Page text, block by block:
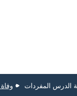
الدرس المفردات